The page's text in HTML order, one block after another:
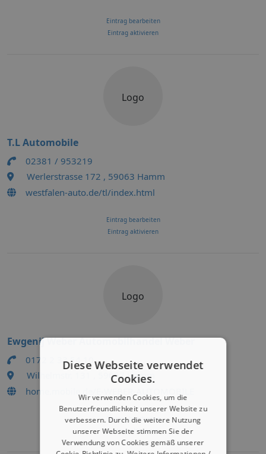
Eintrag bearbeiten
Eintrag aktivieren
Logo
T.L Automobile
02381 / 953219
Werlerstrasse 172 , 59063 Hamm
westfalen-auto.de/tl/index.html
Eintrag bearbeiten
Eintrag aktivieren
Logo
Ewgenij Weber Automobilhandel Weber
0172 2 33 54 10
Wilhelmstr. 131 , 59067 Hamm
home.mobile.de/E-WEBER-AUTOMOBILE
Eintrag bearbeiten
Eintrag aktivieren
Diese Webseite verwendet
Cookies.
Wir verwenden Cookies, um die
Benutzerfreundlichkeit unserer Website zu
verbessern. Durch die weitere Nutzung
unserer Webseite stimmen Sie der
Verwendung von Cookies gemäß unserer